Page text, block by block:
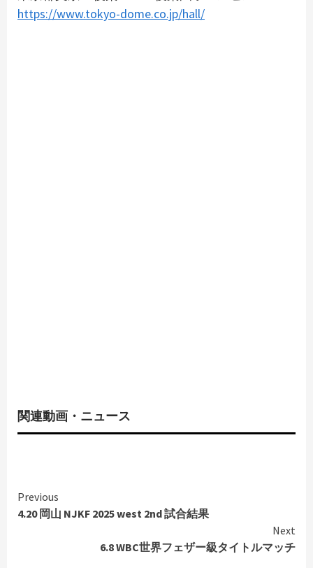
https://www.tokyo-dome.co.jp/hall/
関連動画・ニュース
Continue
Reading
Previous
4.20 岡山 NJKF 2025 west 2nd 試合結果
Next
6.8 WBC世界フェザー級タイトルマッチ